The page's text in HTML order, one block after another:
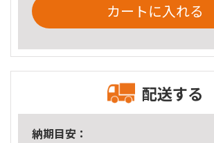
カートに入れる
配送する
納期目安：